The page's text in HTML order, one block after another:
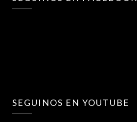
SEGUINOS EN YOUTUBE